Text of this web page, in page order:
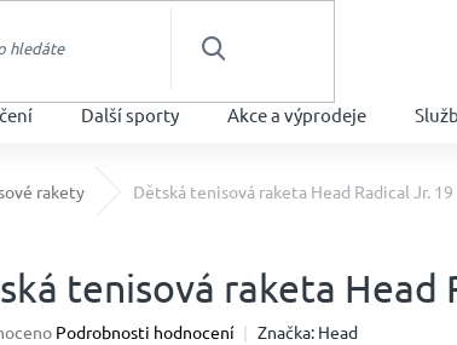
HLEDAT
Další sporty Akce a výprodeje
rakety Dětská tenisová raketa Head Radical Jr. 19
tenisová raketa Head
Podrobnosti hodnocení Značka: Head